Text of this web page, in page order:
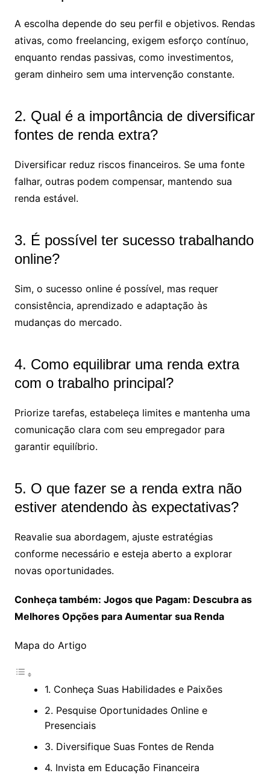
A escolha depende do seu perfil e objetivos. Rendas
ativas, como freelancing, exigem esforço contínuo,
enquanto rendas passivas, como investimentos,
geram dinheiro sem uma intervenção constante.
2. Qual é a importância de diversificar
fontes de renda extra?
Diversificar reduz riscos financeiros. Se uma fonte
falhar, outras podem compensar, mantendo sua
renda estável.
3. É possível ter sucesso trabalhando
online?
Sim, o sucesso online é possível, mas requer
consistência, aprendizado e adaptação às
mudanças do mercado.
4. Como equilibrar uma renda extra
com o trabalho principal?
Priorize tarefas, estabeleça limites e mantenha uma
comunicação clara com seu empregador para
garantir equilíbrio.
5. O que fazer se a renda extra não
estiver atendendo às expectativas?
Reavalie sua abordagem, ajuste estratégias
conforme necessário e esteja aberto a explorar
novas oportunidades.
Conheça também: Jogos que Pagam: Descubra as
Melhores Opções para Aumentar sua Renda
Mapa do Artigo
1. Conheça Suas Habilidades e Paixões
2. Pesquise Oportunidades Online e
Presenciais
3. Diversifique Suas Fontes de Renda
4. Invista em Educação Financeira